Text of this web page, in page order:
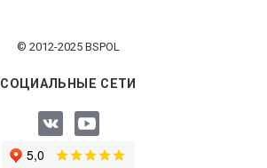
© 2012-2025 BSPOL
СОЦИАЛЬНЫЕ СЕТИ